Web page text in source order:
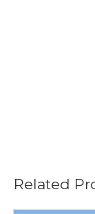
Related